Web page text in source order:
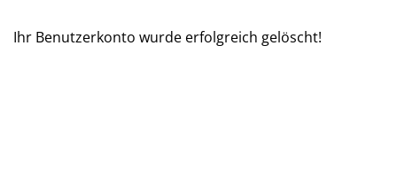
Ihr Benutzerkonto wurde erfolgreich gelöscht!